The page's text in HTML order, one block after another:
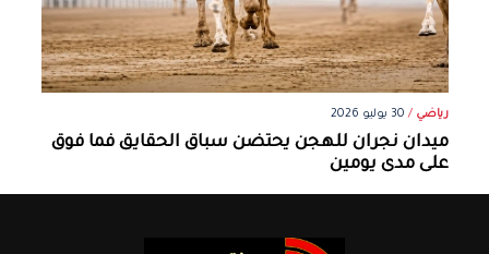
رياضي / 30 يوليو 2026
ميدان نجران للهجن يحتضن سباق الحقايق فما فوق
على مدى يومين